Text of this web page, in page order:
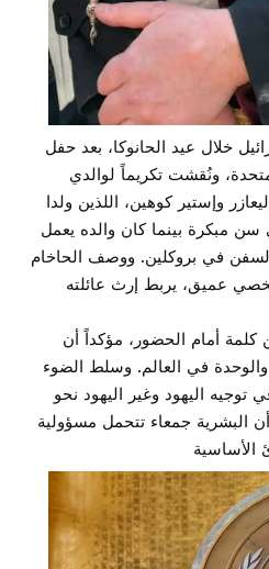
خلال عيد الحانوكا، بعد حفل
ونُقشت تكريماً لوالدي
وإستير كوهين، اللذين ولدا
مبكرة بينما كان والده يعمل
في بروكلين. ووصف الحاخام
عميق، يربط إرث عائلته
أمام الحضور، مؤكداً أن
والوحدة في العالم. وسلط الضوء
توجيه اليهود وغير اليهود نحو
أن البشرية جمعاء تتحمل مسؤولية